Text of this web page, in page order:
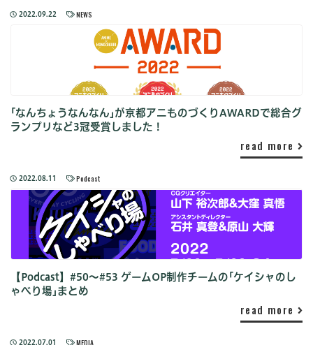
2022.09.22 NEWS
｢なんちょうなんなん｣が京都アニものづくりAWARDで総合グ
ランプリなど3冠受賞しました！
read more
2022.08.11 Podcast
【Podcast】#50〜#53 ゲームOP制作チームの｢ケイシャのし
ゃべり場｣まとめ
read more
2022.07.01 MEDIA